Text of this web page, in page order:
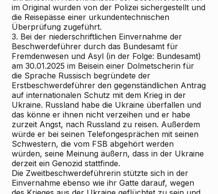
im Original wurden von der Polizei sichergestellt und
die Reisepässe einer urkundentechnischen
Überprüfung zugeführt.
3. Bei der niederschriftlichen Einvernahme der
Beschwerdeführer durch das Bundesamt für
Fremdenwesen und Asyl (in der Folge: Bundesamt)
am 30.01.2025 im Beisein einer Dolmetscherin für
die Sprache Russisch begründete der
Erstbeschwerdeführer den gegenständlichen Antrag
auf internationalen Schutz mit dem Krieg in der
Ukraine. Russland habe die Ukraine überfallen und
das könne er ihnen nicht verzeihen und er habe
zurzeit Angst, nach Russland zu reisen. Außerdem
würde er bei seinen Telefongesprächen mit seinen
Schwestern, die vom FSB abgehört werden
würden, seine Meinung äußern, dass in der Ukraine
derzeit ein Genozid stattfinde.
Die Zweitbeschwerdeführerin stützte sich in der
Einvernahme ebenso wie ihr Gatte darauf, wegen